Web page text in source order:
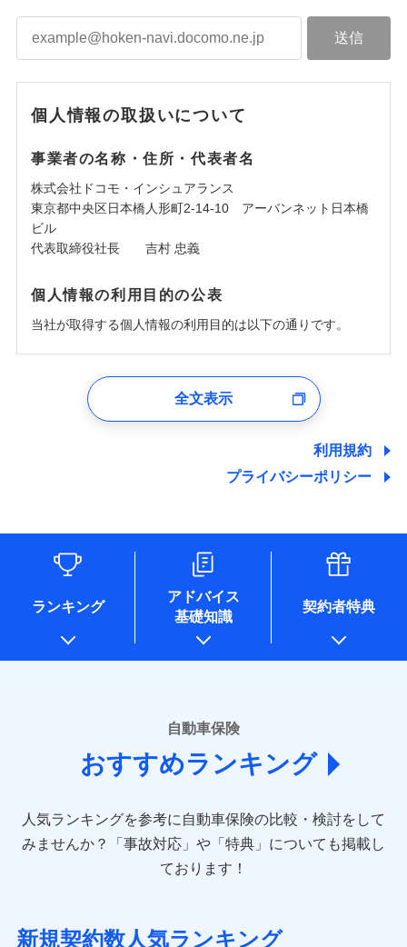
個人情報の取扱いについて
事業者の名称・住所・代表者名
株式会社ドコモ・インシュアランス
東京都中央区日本橋人形町2-14-10 アーバンネット日本橋
ビル
代表取締役社長 吉村 忠義
個人情報の利用目的の公表
当社が取得する個人情報の利用目的は以下の通りです。
ユーザー登録受付および、管理のため
しくは委託を受けている保険会社・提携会社の保険その他に
関する情報を提供し、金融商品等の契約を勧奨するため、ま
た維持管理等の委託業務遂行のため、またそれらに付帯、関
情報を取引のある他の保険会社の商品・サービスをご提案す
るために利用させていただくことがあります。）
各種セミナーの開催のため
コンサルティングサービスの実施のため
アンケートやキャンペーン等の実施のため
上記に係る案内・手続き・管理等付帯業務を行うため
* 当社が委託を受けている保険会社の情報は、保険会社のホ
ームページに掲載しておりますので、ご確認ください。
あいおいニッセイ同和損害保険株式会社
(https://www.aioinissaydowa.co.jp/)
アクサ損害保険株式会社 (https://www.axa-
direct.co.jp/)
sompo.co.jp/)
東京海上ダイレクト損害保険株式会社 (https://www.e-
AIG損害保険株式会社 (https://www.aig.co.jp/sonpo)
ジェイアイ傷害火災保険株式会社
全文表示
利用規約
プライバシーポリシー
ランキング
アドバイス
基礎知識
契約者特典
自動車保険
おすすめランキング
人気ランキングを参考に自動車保険の比較・検討をして
みませんか？
「事故対応」や「特典」についても掲載し
ております！
新規契約数人気ランキング